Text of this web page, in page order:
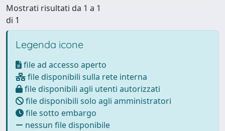
Mostrati risultati da 1 a 1
di 1
Legenda icone
file ad accesso aperto
file disponibili sulla rete interna
file disponibili agli utenti autorizzati
file disponibili solo agli amministratori
file sotto embargo
nessun file disponibile